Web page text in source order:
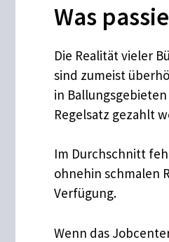
Was
Die Realität vieler
sind zumeist
in
Regelsatz gezahlt
Im Durchschnitt
ohnehin schmalen
Verfügung.
Wenn das